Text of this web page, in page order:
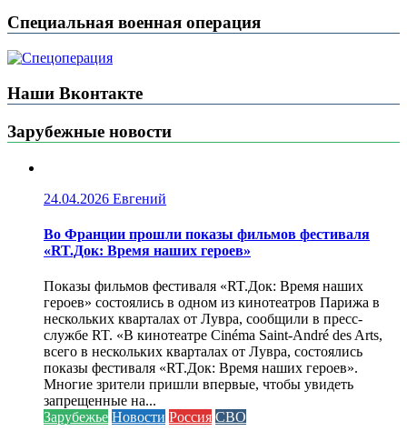
Специальная военная операция
Наши Вконтакте
Зарубежные новости
24.04.2026 Евгений
Во Франции прошли показы фильмов фестиваля
«RT.Док: Время наших героев»
Показы фильмов фестиваля «RT.Док: Время наших
героев» состоялись в одном из кинотеатров Парижа в
нескольких кварталах от Лувра, сообщили в пресс-
службе RT. «В кинотеатре Cinéma Saint-André des Arts,
всего в нескольких кварталах от Лувра, состоялись
показы фестиваля «RT.Док: Время наших героев».
Многие зрители пришли впервые, чтобы увидеть
запрещенные на...
Зарубежье Новости Россия СВО